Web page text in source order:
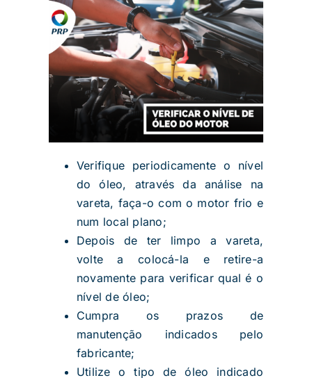
Verifique periodicamente o nível
do óleo, através da análise na
vareta, faça-o com o motor frio e
num local plano;
Depois de ter limpo a vareta,
volte a colocá-la e retire-a
novamente para verificar qual é o
nível de óleo;
Cumpra os prazos de
manutenção indicados pelo
fabricante;
Utilize o tipo de óleo indicado